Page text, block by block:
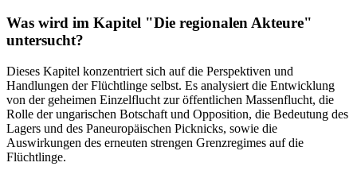
Was wird im Kapitel "Die regionalen Akteure"
untersucht?
Dieses Kapitel konzentriert sich auf die Perspektiven und
Handlungen der Flüchtlinge selbst. Es analysiert die Entwicklung
von der geheimen Einzelflucht zur öffentlichen Massenflucht, die
Rolle der ungarischen Botschaft und Opposition, die Bedeutung des
Lagers und des Paneuropäischen Picknicks, sowie die
Auswirkungen des erneuten strengen Grenzregimes auf die
Flüchtlinge.